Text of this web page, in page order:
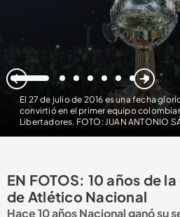
El 27 de julio de 2016 es una fecha
convirtió en el primer equipo
Libertadores. FOTO: JUAN ANTONIO
1 2 3 4 5 6 7 8
EN FOTOS: 10 años de
de Atlético Nacional
Hace 10 años Nacional ganó su